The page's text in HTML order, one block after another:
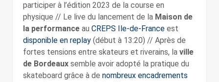
participer à l’édition 2023 de la course en
physique // Le live du lancement de la Maison de
la performanceau CREPS Ile-de-Franceest
disponible en replay(début à 13:20) // Après de
fortes tensions entre skateurs et riverains, la ville
de Bordeauxsemble avoir adopté la pratique du
skateboard grâce à de nombreux encadrements